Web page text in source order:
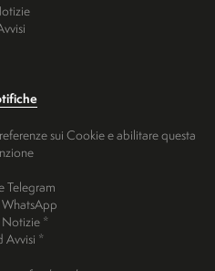
sui Cookie e abilitare questa
Telegram
Notizie *
Avvisi *